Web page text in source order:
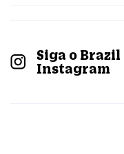
Siga o
Instagram